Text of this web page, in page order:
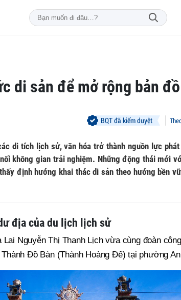
di sản để mở rộng bản
BQT đã kiểm duyệt
di tích lịch sử, văn hóa trở thành nguồn lực
không gian trải nghiệm. Những động thái mới
định hướng khai thác di sản theo hướng bền
địa của du lịch lịch sử
Lai Nguyễn Thị Thanh Lịch vừa cùng đoàn
Đồ Bàn (Thành Hoàng Đế) tại phường